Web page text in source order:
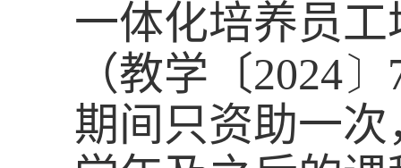
一体化培养员
（教学〔2024〕
期间只资助一